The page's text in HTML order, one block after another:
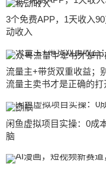
3个免费APP，1天收入
动收入
流量主+带货双重收益；
流量主卖书才是正确的打
闲鱼虚拟项目实操：0成
脑